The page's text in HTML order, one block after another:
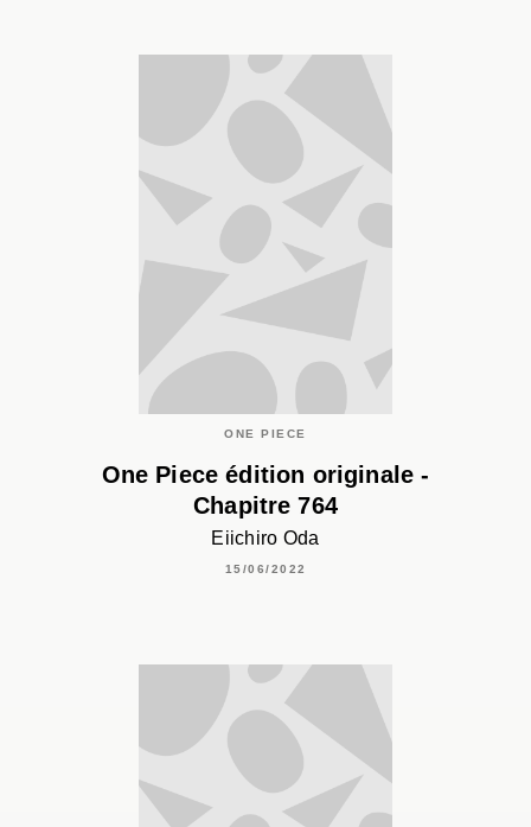
ONE PIECE
One Piece édition originale -
Chapitre 764
Eiichiro Oda
15/06/2022